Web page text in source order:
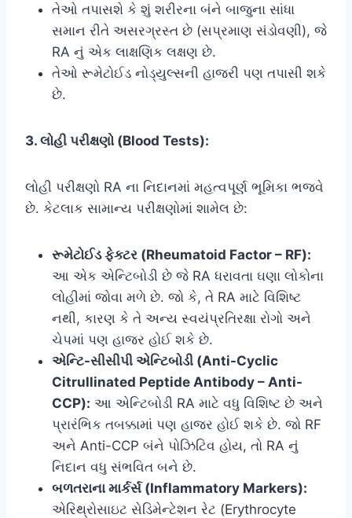
તેઓ તપાસશે કે શું શરીરના બંને બાજુના સાંધા
સમાન રીતે અસરગ્રસ્ત છે (સપ્રમાણ સંડોવણી), જે
RA નું એક લાક્ષણિક લક્ષણ છે.
તેઓ રૂમેટોઈડ નોડ્યુલ્સની હાજરી પણ તપાસી શકે
છે.
3. લોહી પરીક્ષણો (Blood Tests):
લોહી પરીક્ષણો RA ના નિદાનમાં મહત્વપૂર્ણ ભૂમિકા ભજવે
છે. કેટલાક સામાન્ય પરીક્ષણોમાં શામેલ છે:
રૂમેટોઈડ ફેક્ટર (Rheumatoid Factor – RF):
આ એક એન્ટિબોડી છે જે RA ધરાવતા ઘણા લોકોના
લોહીમાં જોવા મળે છે. જો કે, તે RA માટે વિશિષ્ટ
નથી, કારણ કે તે અન્ય સ્વયંપ્રતિરક્ષા રોગો અને
ચેપમાં પણ હાજર હોઈ શકે છે.
એન્ટિ-સીસીપી એન્ટિબોડી (Anti-Cyclic
Citrullinated Peptide Antibody – Anti-
CCP): આ એન્ટિબોડી RA માટે વધુ વિશિષ્ટ છે અને
પ્રારંભિક તબક્કામાં પણ હાજર હોઈ શકે છે. જો RF
અને Anti-CCP બંને પોઝિટિવ હોય, તો RA નું
નિદાન વધુ સંભવિત બને છે.
બળતરાના માર્કર્સ (Inflammatory Markers):
એરિથ્રોસાઇટ સેડિમેન્ટેશન રેટ (Erythrocyte